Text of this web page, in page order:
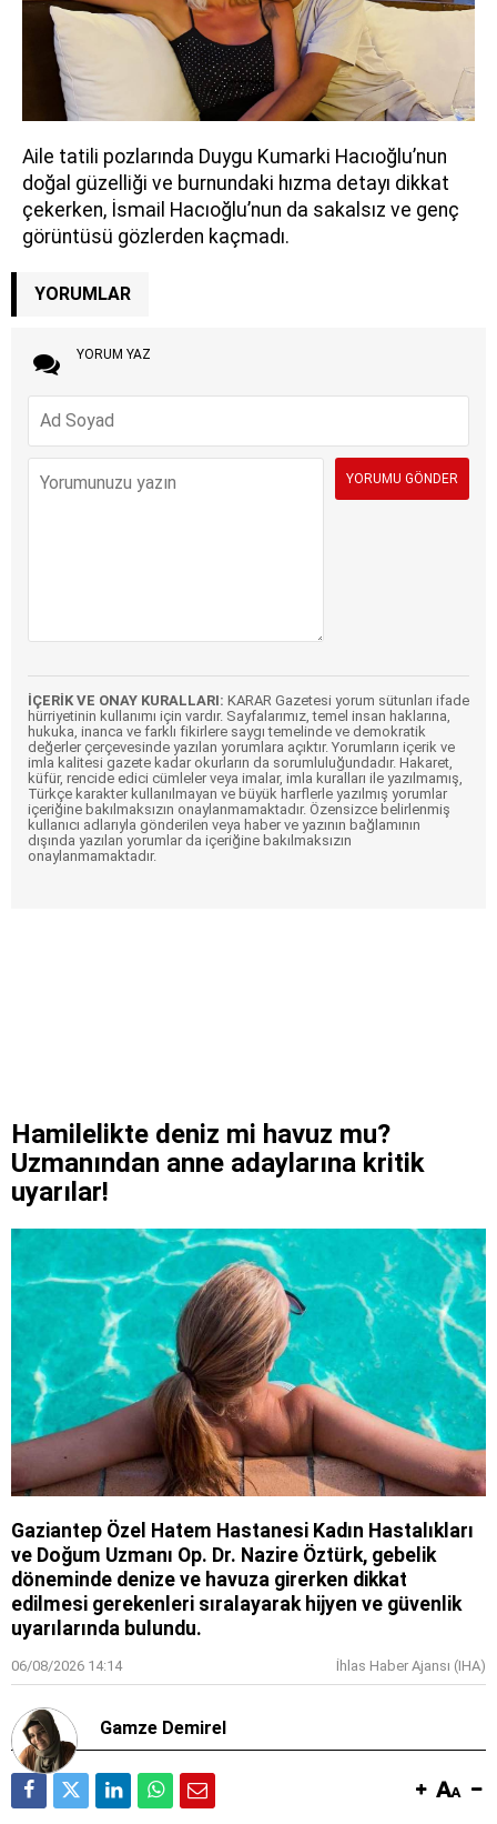
Aile tatili pozlarında Duygu Kumarki Hacıoğlu’nun
doğal güzelliği ve burnundaki hızma detayı dikkat
çekerken, İsmail Hacıoğlu’nun da sakalsız ve genç
görüntüsü gözlerden kaçmadı.
YORUMLAR
YORUM YAZ
İÇERİK VE ONAY KURALLARI: KARAR Gazetesi yorum sütunları ifade
hürriyetinin kullanımı için vardır. Sayfalarımız, temel insan haklarına,
hukuka, inanca ve farklı fikirlere saygı temelinde ve demokratik
değerler çerçevesinde yazılan yorumlara açıktır. Yorumların içerik ve
imla kalitesi gazete kadar okurların da sorumluluğundadır. Hakaret,
küfür, rencide edici cümleler veya imalar, imla kuralları ile yazılmamış,
Türkçe karakter kullanılmayan ve büyük harflerle yazılmış yorumlar
içeriğine bakılmaksızın onaylanmamaktadır. Özensizce belirlenmiş
kullanıcı adlarıyla gönderilen veya haber ve yazının bağlamının
dışında yazılan yorumlar da içeriğine bakılmaksızın
onaylanmamaktadır.
Hamilelikte deniz mi havuz mu?
Uzmanından anne adaylarına kritik
uyarılar!
Gaziantep Özel Hatem Hastanesi Kadın Hastalıkları
ve Doğum Uzmanı Op. Dr. Nazire Öztürk, gebelik
döneminde denize ve havuza girerken dikkat
edilmesi gerekenleri sıralayarak hijyen ve güvenlik
uyarılarında bulundu.
06/08/2026 14:14 İhlas Haber Ajansı (IHA)
Gamze Demirel